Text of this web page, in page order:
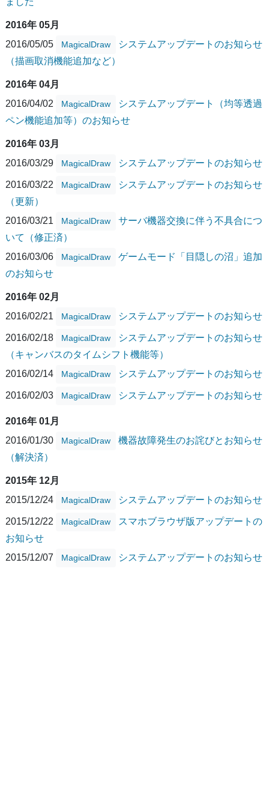
2016年 05月
2016/05/05
MagicalDraw
システムアップデートのお知らせ
（描画取消機能追加など）
2016年 04月
2016/04/02
MagicalDraw
システムアップデート（均等透過
ペン機能追加等）のお知らせ
2016年 03月
2016/03/29
MagicalDraw システムアップデートのお知らせ
2016/03/22 MagicalDraw
システムアップデートのお知らせ
（更新）
2016/03/21
MagicalDraw
サーバ機器交換に伴う不具合につ
いて（修正済）
2016/03/06
MagicalDraw
ゲームモード「目隠しの沼」追加
のお知らせ
2016年 02月
2016/02/21
MagicalDraw システムアップデートのお知らせ
2016/02/18 MagicalDraw
システムアップデートのお知らせ
（キャンバスのタイムシフト機能等）
2016/02/14
MagicalDraw システムアップデートのお知らせ
2016/02/03 MagicalDraw システムアップデートのお知らせ
2016年 01月
2016/01/30
MagicalDraw
機器故障発生のお詫びとお知らせ
（解決済）
2015年 12月
2015/12/24
MagicalDraw システムアップデートのお知らせ
2015/12/22 MagicalDraw
スマホブラウザ版アップデートの
お知らせ
2015/12/07
MagicalDraw システムアップデートのお知らせ